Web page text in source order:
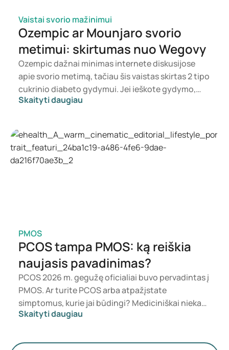
Vaistai svorio mažinimui
Ozempic ar Mounjaro svorio
metimui: skirtumas nuo Wegovy
Ozempic dažnai minimas internete diskusijose
apie svorio metimą, tačiau šis vaistas skirtas 2 tipo
cukrinio diabeto gydymui. Jei ieškote gydymo,
skirto svorio kontrolei, dažniau svarstomi tokie
atsižvelgdamas į jūsų sveikatos būklę, kūno masės
indeksą (KMI) ir vartojamus vaistus.
Skaityti daugiau
PMOS
PCOS tampa PMOS: ką reiškia
naujasis pavadinimas?
PCOS 2026 m. gegužę oficialiai buvo pervadintas į
PMOS. Ar turite PCOS arba atpažįstate
simptomus, kurie jai būdingi? Mediciniškai niekas
iš karto nesikeičia. Naujas terminas labiau
kiaušidžių veiklą.
Skaityti daugiau